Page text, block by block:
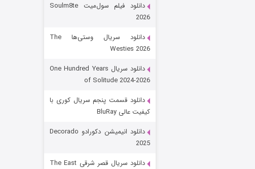
قسمت
رویایی برای تو
قسمت
دانلود فیلم سول‌میت Soulm8te
2026
دانلود سریال وستی‌ها The
Westies 2026
دانلود سریال One Hundred Years
of Solitude 2024-2026
دانلود قسمت پنجم سریال کوری با
کیفیت عالی BluRay
دانلود انیمیشن دکورادو Decorado
2025
دانلود سریال قصر شرقی The East